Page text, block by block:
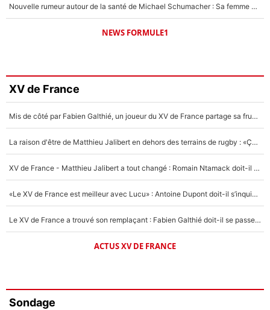
Nouvelle rumeur autour de la santé de Michael Schumacher : Sa femme Corinna sort du silence
NEWS FORMULE1
XV de France
Mis de côté par Fabien Galthié, un joueur du XV de France partage sa frustration : «ils ne me l’ont pas dit tout de suite»
La raison d'être de Matthieu Jalibert en dehors des terrains de rugby : «Ça m'atteint autant que si tu touches à un membre de ma famille»
XV de France - Matthieu Jalibert a tout changé : Romain Ntamack doit-il s’inquiéter pour sa place à un an de la Coupe du monde ?
«Le XV de France est meilleur avec Lucu» : Antoine Dupont doit-il s’inquiéter pour sa place ?
Le XV de France a trouvé son remplaçant : Fabien Galthié doit-il se passer d'Antoine Dupont ?
ACTUS XV DE FRANCE
Sondage